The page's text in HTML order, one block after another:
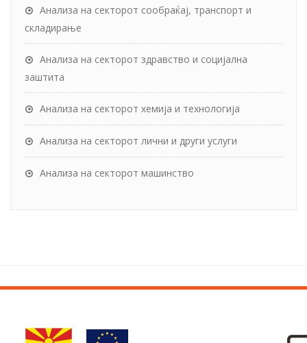
Анализа на секторот сообраќај, транспорт и
складирање
Анализа на секторот здравство и социјална
заштита
Анализа на секторот хемија и технологија
Анализа на секторот лични и други услуги
Анализа на секторот машинство